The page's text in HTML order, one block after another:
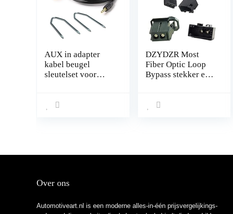
AUX in adapter
kabel beugel
sleutelset voor
Punto
DZYDZR Most
Fiber Optic Loop
Bypass stekker en
Mercedes BMW
Over ons
Automotiveart.nl is een moderne alles-in-één prijsvergelijkings-